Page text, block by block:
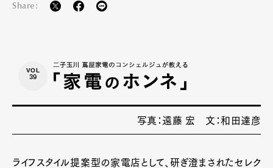
Share:
VOL
39
写真：遠藤 宏 文：和田達彦
ライフスタイル提案型の家電店として、研ぎ澄まされたセレク